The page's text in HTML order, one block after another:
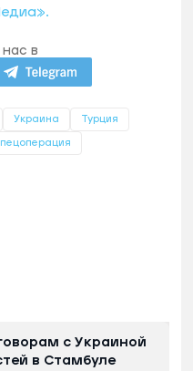
в
Украина Турция
с Украиной
в Стамбуле